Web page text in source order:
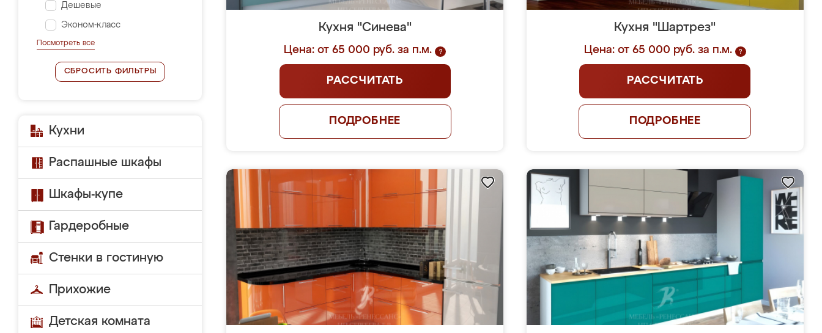
Дешевые
Эконом-класс
Посмотреть все
СБРОСИТЬ ФИЛЬТРЫ
Кухни
Распашные шкафы
Шкафы-купе
Гардеробные
Стенки в гостиную
Прихожие
Детская комната
Кухня "Синева"
Цена: от 65 000 руб. за п.м. ?
РАССЧИТАТЬ
ПОДРОБНЕЕ
Кухня "Шартрез"
Цена: от 65 000 руб. за п.м. ?
РАССЧИТАТЬ
ПОДРОБНЕЕ